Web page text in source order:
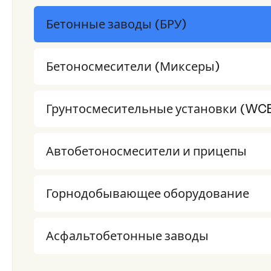
Бетонные заводы (БРУ)
Бетоносмесители (Миксеры)
Грунтосмесительные установки
Автобетоносмесители и прицепы
Горнодобывающее оборудование
Асфальтобетонные заводы